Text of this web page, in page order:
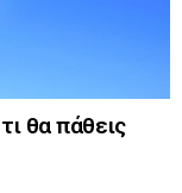
θα πάθεις